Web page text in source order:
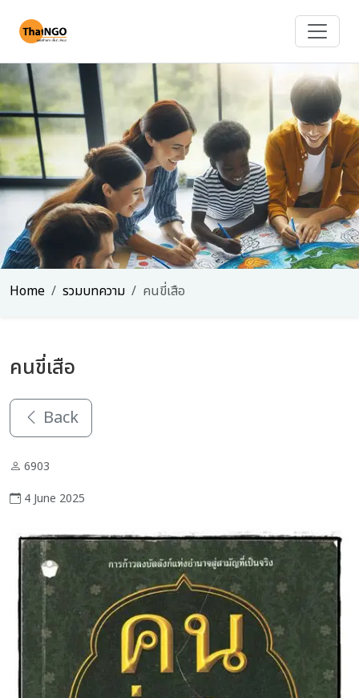
Home รวมบทความ คนขี่เสือ
คนขี่เสือ
Back
6903
4 June 2025